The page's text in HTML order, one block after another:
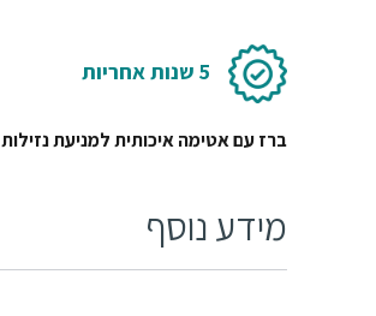
5 שנות אחריות
ברז עם אטימה איכותית למניעת נזילות
מידע נוסף